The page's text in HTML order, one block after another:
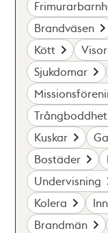
Brandväsen
Kött
Visor
Sjukdomar
Trångboddhet
Kuskar
Bostäder
Undervisning
Kolera
Brandmän